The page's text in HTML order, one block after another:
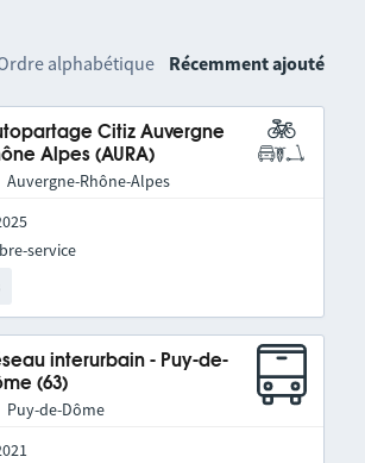
alphabétique Récemment ajouté
Citiz Auvergne
Alpes (AURA)
Auvergne-Rhône-Alpes
service
interurbain - Puy-de-
(63)
Puy-de-Dôme